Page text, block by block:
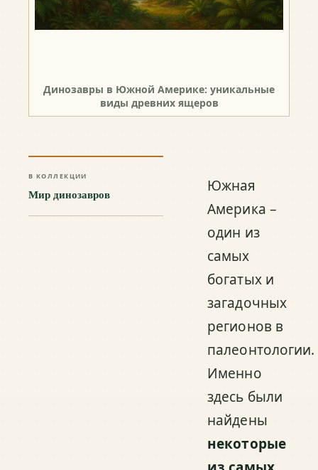
Динозавры в Южной Америке: уникальные
виды древних ящеров
В КОЛЛЕКЦИИ
Мир динозавров
Южная
Америка –
один из
самых
богатых и
загадочных
регионов в
палеонтологии.
Именно
здесь были
найдены
некоторые